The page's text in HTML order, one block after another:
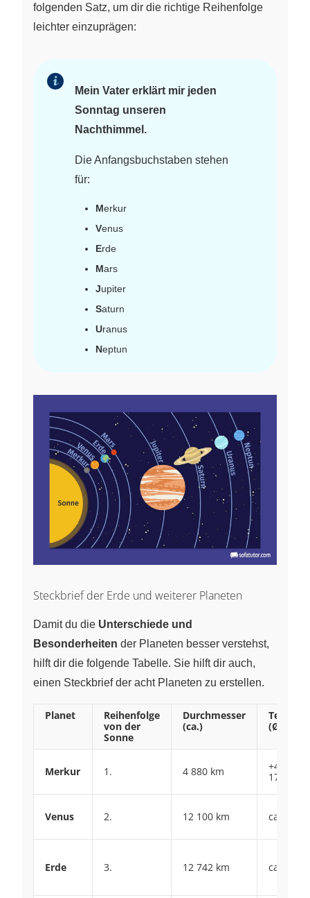
folgenden Satz, um dir die richtige Reihenfolge
leichter einzuprägen:
Mein Vater erklärt mir jeden
Sonntag unseren
Nachthimmel.
Die Anfangsbuchstaben stehen
für:
Merkur
Venus
Erde
Mars
Jupiter
Saturn
Uranus
Neptun
Steckbrief der Erde und weiterer Planeten
Damit du die Unterschiede und
Besonderheiten der Planeten besser verstehst,
hilft dir die folgende Tabelle. Sie hilft dir auch,
einen Steckbrief der acht Planeten zu erstellen.
Planet
Reihenfolge
von der
Sonne
Durchmesser
(ca.)
(Ø)
Merkur 1. 4 880 km
+430 °C/–
170 °C
Venus 2. 12 100 km ca. +470
Erde 3. 12 742 km ca. +15